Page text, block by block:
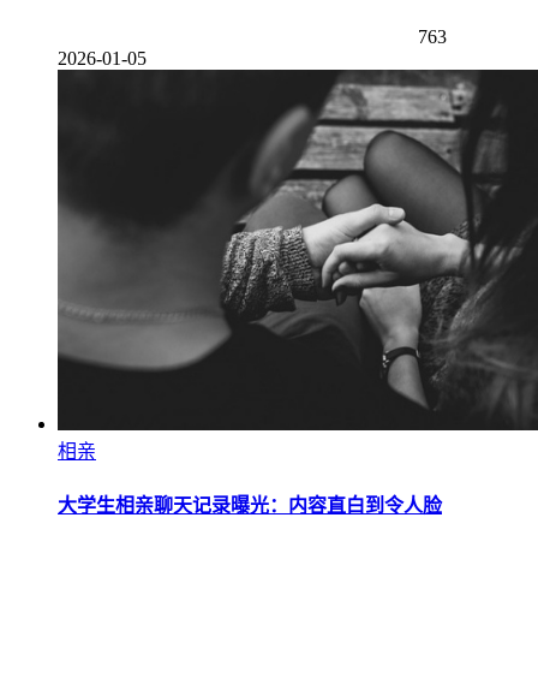
763
2026-01-05
相亲
大学生相亲聊天记录曝光：内容直白到令人脸